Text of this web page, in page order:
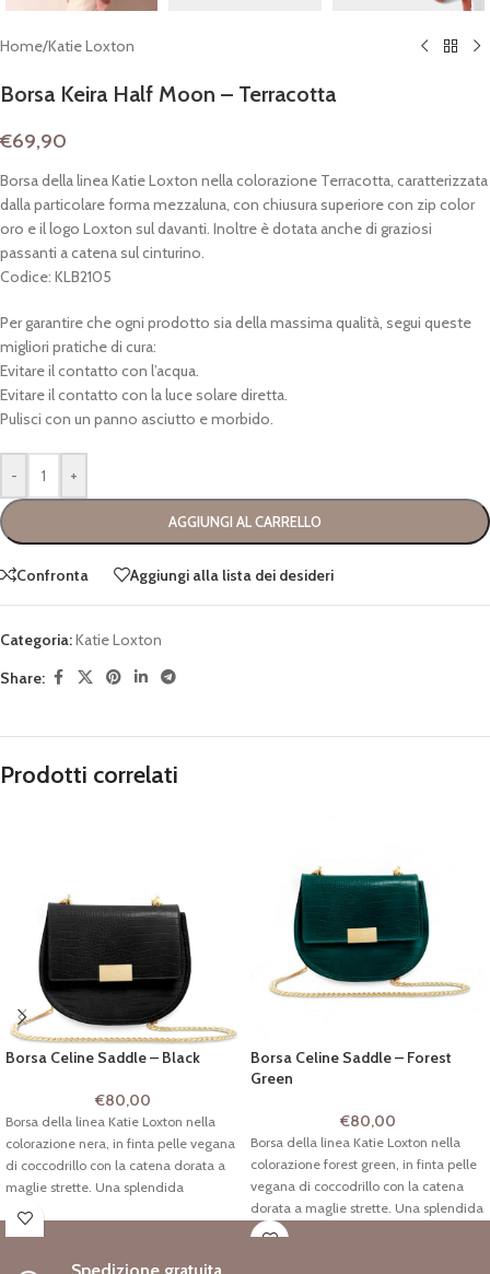
Home/Katie Loxton
Borsa Keira Half Moon – Terracotta
€69,90
Borsa della linea Katie Loxton nella colorazione Terracotta, caratterizzata
dalla particolare forma mezzaluna, con chiusura superiore con zip color
oro e il logo Loxton sul davanti. Inoltre è dotata anche di graziosi
passanti a catena sul cinturino.
Codice: KLB2105
Per garantire che ogni prodotto sia della massima qualità, segui queste
migliori pratiche di cura:
Evitare il contatto con l’acqua.
Evitare il contatto con la luce solare diretta.
Pulisci con un panno asciutto e morbido.
- +
AGGIUNGI AL CARRELLO
Confronta Aggiungi alla lista dei desideri
Categoria:Katie Loxton
Share:
Prodotti correlati
Borsa Celine Saddle – Black
€80,00
Borsa della linea Katie Loxton nella
colorazione nera, in finta pelle vegana
di coccodrillo con la catena dorata a
maglie strette. Una splendida
silhouette scavata rifinita con una
Borsa Celine Saddle – Forest
Green
€80,00
Borsa della linea Katie Loxton nella
colorazione forest green, in finta pelle
vegana di coccodrillo con la catena
dorata a maglie strette. Una splendida
silhouette scavata rifinita con una